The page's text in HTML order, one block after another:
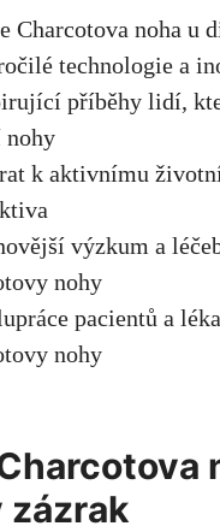
Charcotova noha u
technologie a
příběhy lidí,
nohy
k aktivnímu
výzkum a
nohy
pacientů a
nohy
zázrak